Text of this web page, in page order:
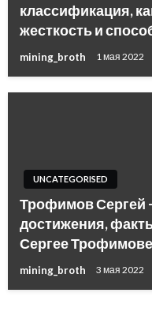
классификация,
жесткость и
mining_broth 1 мая 2022
UNCATEGORISED
Трофимов Сергей
достижения,
Сергее Трофимове
mining_broth 3 мая 2022